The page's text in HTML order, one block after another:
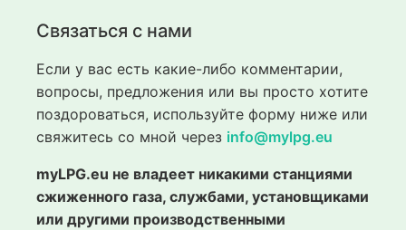
Связаться с нами
Если у вас есть какие-либо комментарии,
вопросы, предложения или вы просто хотите
поздороваться, используйте форму ниже или
свяжитесь со мной через info@mylpg.eu
myLPG.eu не владеет никакими станциями
сжиженного газа, службами, установщиками
или другими производственными